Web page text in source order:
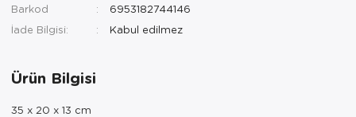
Barkod
6953182744146
İade Bilgisi:
Ürün Bilgisi
35 x 20 x 13 cm